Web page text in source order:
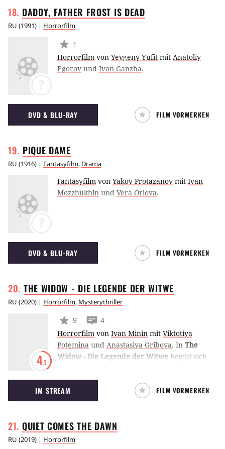
DADDY, FATHER FROST IS DEAD
RU (1991) | Horrorfilm
1
Horrorfilm von Yevgeny Yufit mit Anatoliy
Egorov und Ivan Ganzha.
DVD & BLU-RAY FILM VORMERKEN
PIQUE DAME
RU (1916) | Fantasyfilm, Drama
Fantasyfilm von Yakov Protazanov mit Ivan
Mozzhukhin und Vera Orlova.
DVD & BLU-RAY FILM VORMERKEN
THE WIDOW - DIE LEGENDE DERWITWE
RU (2020) | Horrorfilm, Mysterythriller
4.1
9
4
Horrorfilm von Ivan Minin mit Viktotiya
Potemina und Anastasiya Gribova. In The
Widow - Die Legende der Witwe begibt sich
nördlich von St. Petersburg, um dort eine Frau
zu bergen. Als sie sie gefunden haben, scheint
sie kaum ansprechbar zu sein und stammelt
verfolgen soll.Was ihre Retter zunächst als
psychologischen Schock abtun, wird bald zum
IM STREAM FILM VORMERKEN
QUIET COMES THE DAWN
RU (2019) | Horrorfilm